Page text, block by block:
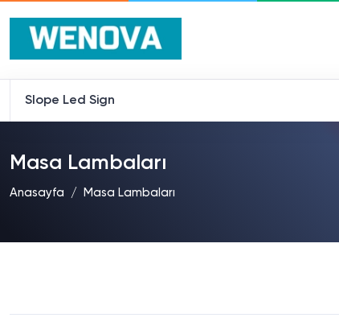
Slope Led Sign
Masa Lambaları
Anasayfa Masa Lambaları